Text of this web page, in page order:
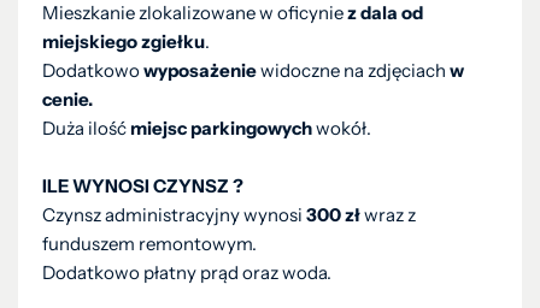
Mieszkanie zlokalizowane w oficyniez dala od
miejskiego zgiełku.
Dodatkowowyposażeniewidoczne na zdjęciach w
cenie.
Duża ilośćmiejsc parkingowychwokół.
ILE WYNOSI CZYNSZ ?
Czynsz administracyjny wynosi 300 złwraz z
funduszem remontowym.
Dodatkowo płatny prąd oraz woda.